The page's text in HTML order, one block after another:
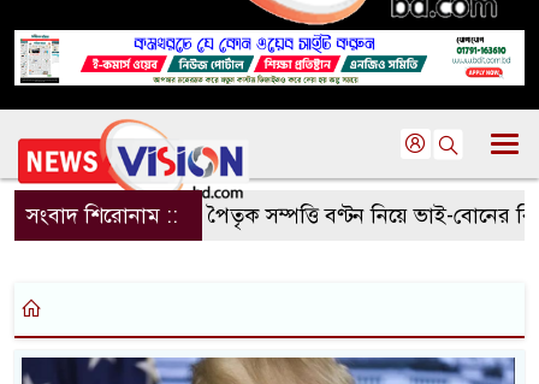
সংবাদ শিরোনাম :: পৈতৃক সম্পত্তি বণ্টন নিয়ে ভাই-বোনের